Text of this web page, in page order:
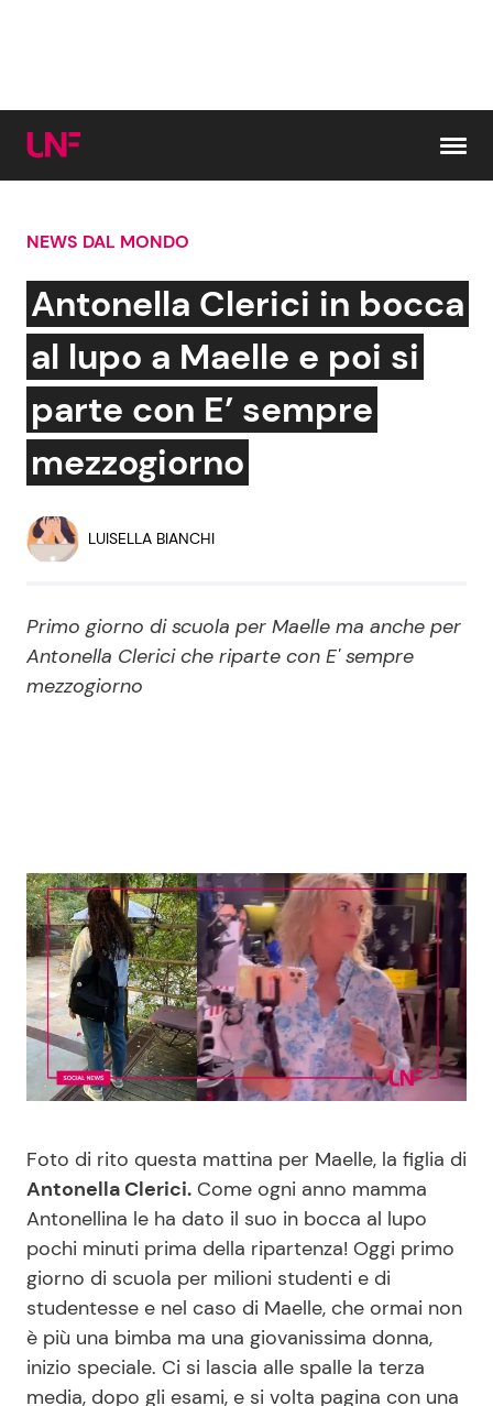
Cerca:
News e Cronaca
Attualità Italiana
Economia
Politica
Gossip e TV
Bellezze VIP
Reality e Talent
News Musica
News Spettacolo
Benessere
Casa
Mondo Mamma
News benessere
Salute
Viaggi e Turismo
Cucina e Ricette
Consigli di Cucina
Le Ricette in TV
Primi Piatti
Ricette Facili e Veloci
Ricette Feste
NEWS DAL MONDO
Antonella Clerici in bocca
al lupo a Maelle e poi si
parte con E’ sempre
mezzogiorno
LUISELLA BIANCHI
Primo giorno di scuola per Maelle ma anche per
Antonella Clerici che riparte con E' sempre
mezzogiorno
Foto di rito questa mattina per Maelle, la figlia di
Antonella Clerici. Come ogni anno mamma
Antonellina le ha dato il suo in bocca al lupo
pochi minuti prima della ripartenza! Oggi primo
giorno di scuola per milioni studenti e di
studentesse e nel caso di Maelle, che ormai non
è più una bimba ma una giovanissima donna,
inizio speciale. Ci si lascia alle spalle la terza
media, dopo gli esami, e si volta pagina con una